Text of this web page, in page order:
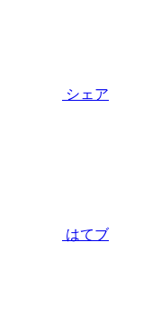
シェア
はてブ